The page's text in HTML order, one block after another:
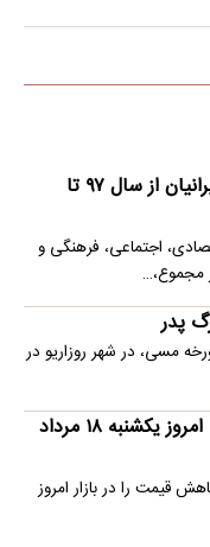
روایت آماری مسعود نیلی از زندگی ایرانیان از سال ۹۷ تا
اجتماعی، فرهنگی و
پدر
مسی، در شهر روزاریو در
قیمت محصولات ایران‌خودرو و سایپا امروز یکشنبه ۱۸ مرداد
بیشترین کاهش قیمت را در بازار امروز